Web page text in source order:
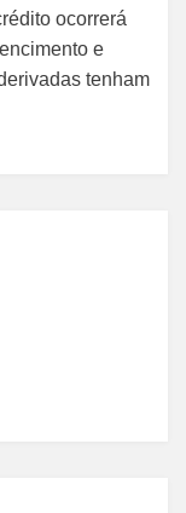
ocorrerá
e
tenham